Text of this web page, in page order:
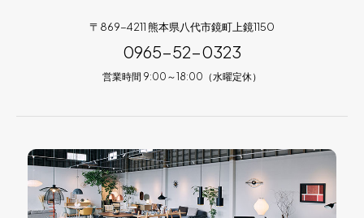
〒869-4211 熊本県八代市鏡町上鏡1150
0965-52-0323
営業時間 9:00～18:00（水曜定休）